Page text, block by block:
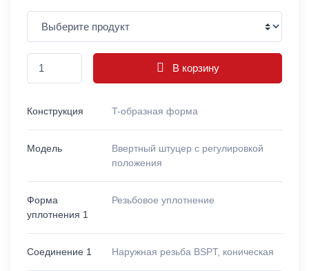
В корзину
Конструкция T-образная форма
Модель
Ввертный штуцер с регулировкой
положения
Форма
уплотнения 1
Резьбовое уплотнение
Соединение 1 Наружная резьба BSPT, коническая